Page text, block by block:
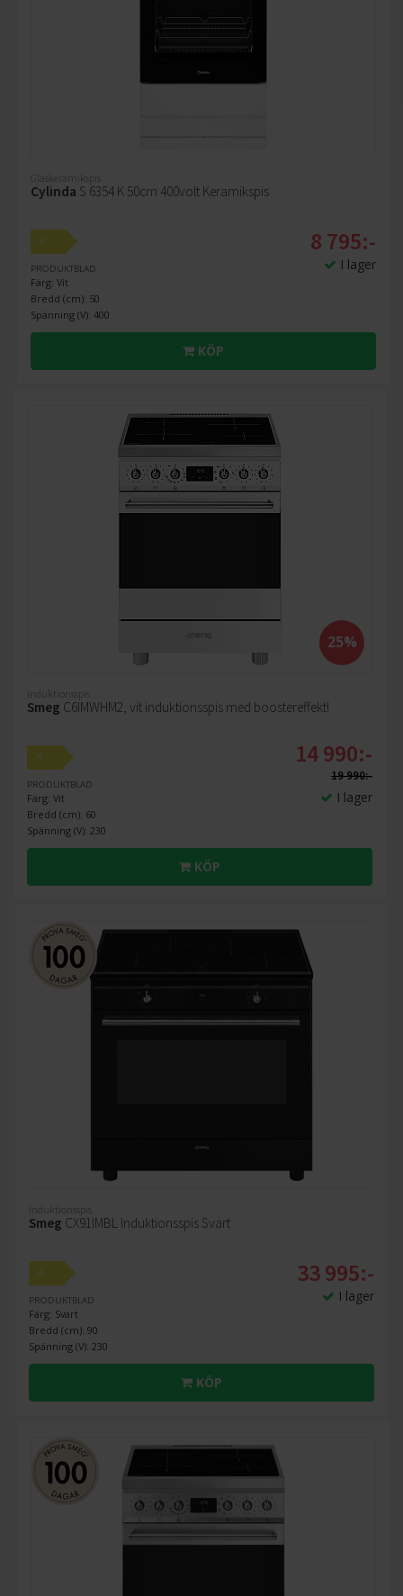
Glaskeramikspis
Cylinda S 6354 K 50cm 400volt Keramikspis
A
PRODUKTBLAD
Färg: Vit
Bredd (cm): 50
Spänning (V): 400
8 795:-
I lager
KÖP
25%
Induktionsspis
Smeg C6IMWHM2, vit induktionsspis med boostereffekt!
A
PRODUKTBLAD
Färg: Vit
Bredd (cm): 60
Spänning (V): 230
14 990:-
19 990:-
I lager
KÖP
Induktionsspis
Smeg CX91IMBL Induktionsspis Svart
A
PRODUKTBLAD
Färg: Svart
Bredd (cm): 90
Spänning (V): 230
33 995:-
I lager
KÖP